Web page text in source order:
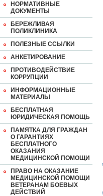
НОРМАТИВНЫЕ
ДОКУМЕНТЫ
БЕРЕЖЛИВАЯ
ПОЛИКЛИНИКА
ПОЛЕЗНЫЕ ССЫЛКИ
АНКЕТИРОВАНИЕ
ПРОТИВОДЕЙСТВИЕ
КОРРУПЦИИ
ИНФОРМАЦИОННЫЕ
МАТЕРИАЛЫ
БЕСПЛАТНАЯ
ЮРИДИЧЕСКАЯ ПОМОЩЬ
ПАМЯТКА ДЛЯ ГРАЖДАН
О ГАРАНТИЯХ
БЕСПЛАТНОГО
ОКАЗАНИЯ
МЕДИЦИНСКОЙ ПОМОЩИ
ПРАВО НА ОКАЗАНИЕ
МЕДИЦИНСКОЙ ПОМОЩИ
ВЕТЕРАНАМ БОЕВЫХ
ДЕЙСТВИЙ